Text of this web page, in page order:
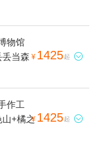
物馆
当森 ¥ 1425起 
作工
山+橘之
¥ 1425起 